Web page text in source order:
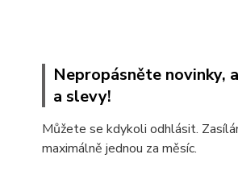
Nepropásněte novinky,
a slevy!
Můžete se kdykoli odhlásit.
maximálně jednou za měsíc.